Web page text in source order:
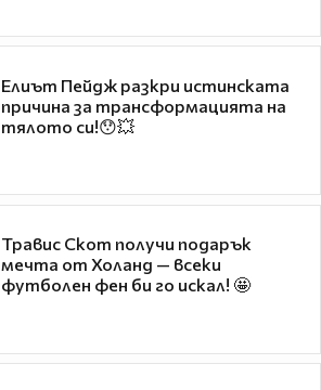
Елиът Пейдж разкри истинската
причина за трансформацията на
тялото си!😯💥
Травис Скот получи подарък
мечта от Холанд — всеки
футболен фен би го искал! 🤩